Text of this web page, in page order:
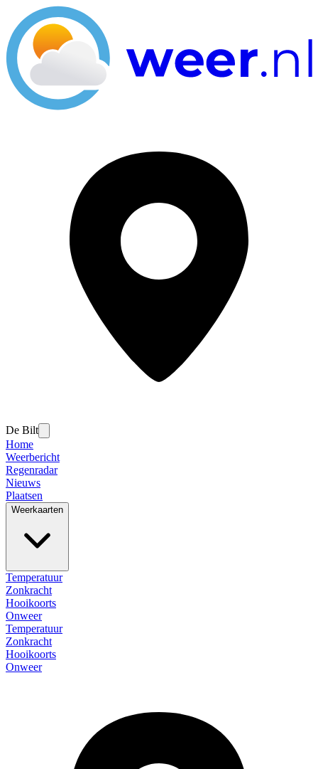
De Bilt
Home
Weerbericht
Regenradar
Nieuws
Plaatsen
Weerkaarten
Temperatuur
Zonkracht
Hooikoorts
Onweer
Temperatuur
Zonkracht
Hooikoorts
Onweer